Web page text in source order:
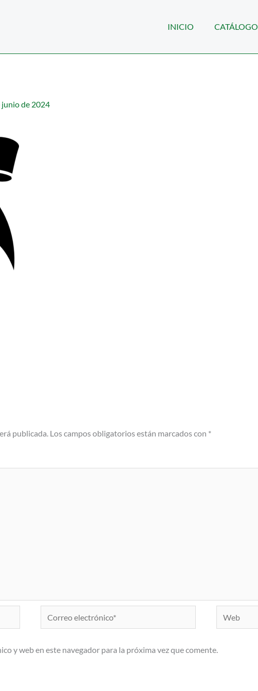
INICIO CATÁLOGO
junio de 2024
publicada. Los campos obligatorios están marcados con *
Correo
electrónico*
Web
y web en este navegador para la próxima vez que comente.